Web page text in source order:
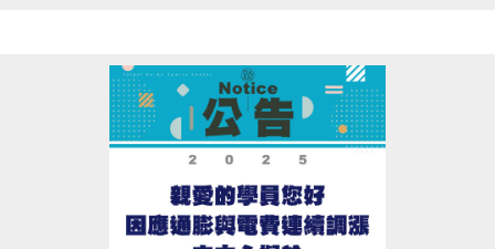
報名辦法：現場報名、網路報名、APP報名
網路報名請點我(開啟新視窗)
▪︎ 大安APP 長佳Sports+ APP傳送門⬇
APPLE 傳送門點我(另開新視窗)
google play 傳送門點我(另開新視窗)